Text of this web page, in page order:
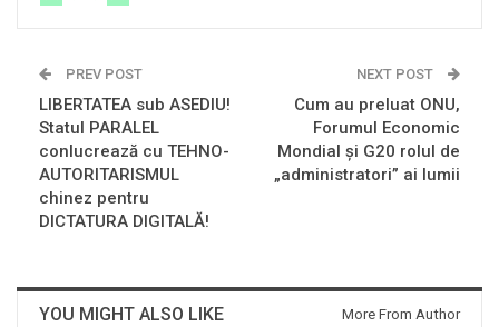
PREV POST
LIBERTATEA sub ASEDIU!
Statul PARALEL
conlucrează cu TEHNO-
AUTORITARISMUL
chinez pentru
DICTATURA DIGITALĂ!
NEXT POST
Cum au preluat ONU,
Forumul Economic
Mondial și G20 rolul de
„administratori” ai lumii
YOU MIGHT ALSO LIKE More From Author